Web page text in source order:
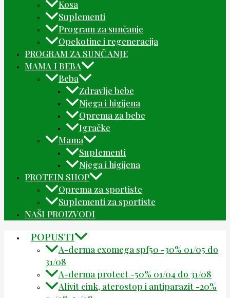
Kosa
Suplementi
Program za sunčanje
Opekotine i regeneracija
PROGRAM ZA SUNČANJE
MAMA I BEBA
Beba
Zdravlje bebe
Njega i higijena
Oprema za bebe
Igračke
Mama
Suplementi
Njega i higijena
PROTEIN SHOP
Oprema za sportiste
Suplementi za sportiste
NAŠI PROIZVODI
POPUSTI
A-derma exomega spf50 -30% 01/05 do
31/08
A-derma protect -50% 01/04 do 31/08
Alivit cink, aterostop i antiparazit -20%